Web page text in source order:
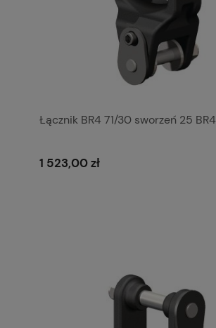
Łącznik BR4 71/30 sworzeń 25 BR4
1 523,00 zł